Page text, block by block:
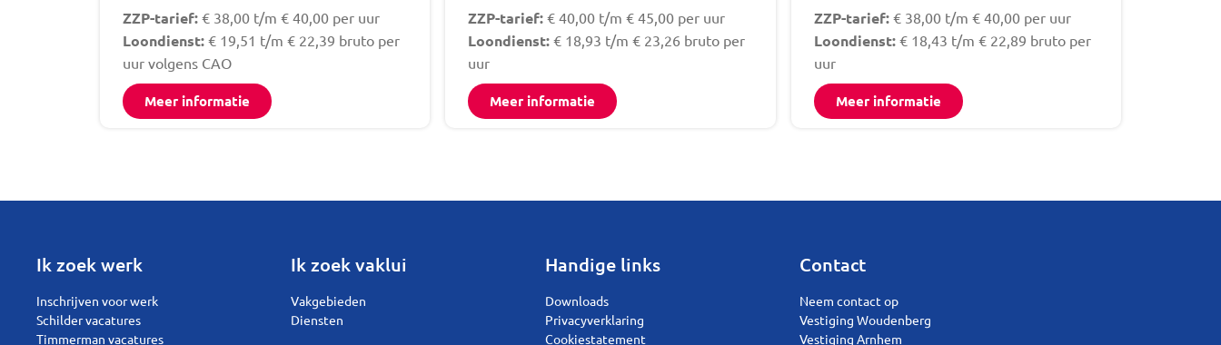
ZZP-tarief: € 38,00 t/m € 40,00 per uur
Loondienst: € 19,51 t/m € 22,39 bruto per
uur volgens CAO
Meer informatie
ZZP-tarief: € 40,00 t/m € 45,00 per uur
Loondienst: € 18,93 t/m € 23,26 bruto per
uur
Meer informatie
ZZP-tarief:€ 38,00 t/m € 40,00 per uur
Loondienst:€ 18,43 t/m € 22,89 bruto per
uur
Meer informatie
Ik zoek werk
Inschrijven voor werk
Schilder vacatures
Timmerman vacatures
Ik zoek vaklui
Vakgebieden
Diensten
Handige links
Downloads
Privacyverklaring
Cookiestatement
Contact
Neem contact op
Vestiging Woudenberg
Vestiging Arnhem